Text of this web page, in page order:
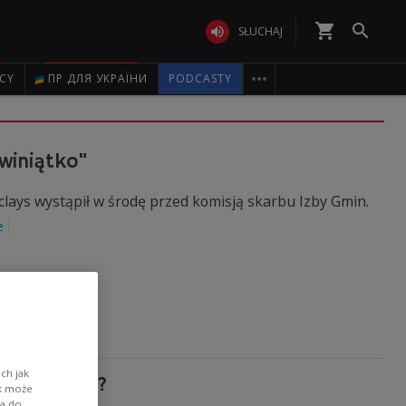
 SŁUCHAJ shopping_cart 
ПР ДЛЯ УКРАЇНИ PODCASTY 
wystąpił w środę przed komisją skarbu Izby Gmin.
trumny?
jak
może
do